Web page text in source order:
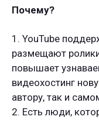
Почему?
1. YouTube
размещают
повышает
видеохостинг
автору, так и
2. Есть люди,